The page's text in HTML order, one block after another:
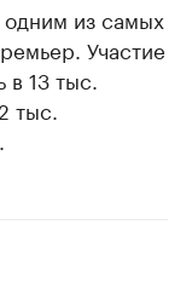
из самых
Участие
13 тыс.
тыс.